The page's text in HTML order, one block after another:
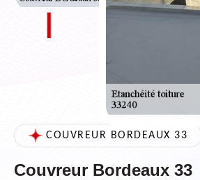
COUVREUR BORDEAUX 33
Couvreur Bordeaux 33